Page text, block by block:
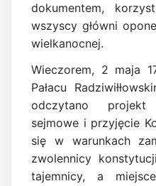
dokumentem,
wszyscy główni
wielkanocnej.
Wieczorem, 2 maja
Pałacu
odczytano
sejmowe i przyjęcie
się w warunkach
zwolennicy
tajemnicy, a